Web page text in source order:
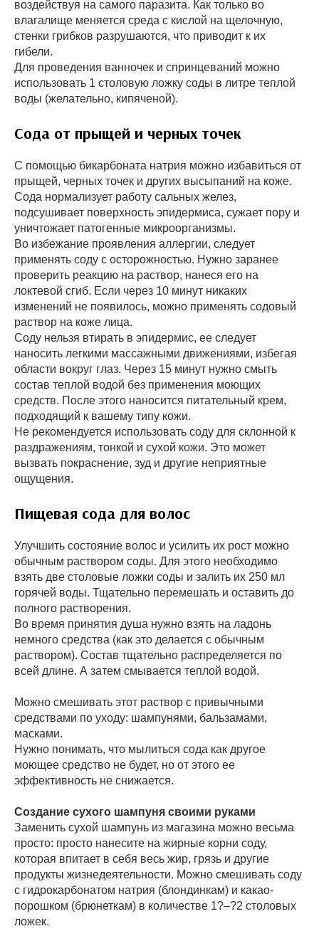
воздействуя на самого паразита. Как только во
влагалище меняется среда с кислой на щелочную,
стенки грибков разрушаются, что приводит к их
гибели.
Для проведения ванночек и спринцеваний можно
использовать 1 столовую ложку соды в литре теплой
воды (желательно, кипяченой).
Сода от прыщей и черных точек
С помощью бикарбоната натрия можно избавиться от
прыщей, черных точек и других высыпаний на коже.
Сода нормализует работу сальных желез,
подсушивает поверхность эпидермиса, сужает пору и
уничтожает патогенные микроорганизмы.
Во избежание проявления аллергии, следует
применять соду с осторожностью. Нужно заранее
проверить реакцию на раствор, нанеся его на
локтевой сгиб. Если через 10 минут никаких
изменений не появилось, можно применять содовый
раствор на коже лица.
Соду нельзя втирать в эпидермис, ее следует
наносить легкими массажными движениями, избегая
области вокруг глаз. Через 15 минут нужно смыть
состав теплой водой без применения моющих
средств. После этого наносится питательный крем,
подходящий к вашему типу кожи.
Не рекомендуется использовать соду для склонной к
раздражениям, тонкой и сухой кожи. Это может
вызвать покраснение, зуд и другие неприятные
ощущения.
Пищевая сода для волос
Улучшить состояние волос и усилить их рост можно
обычным раствором соды. Для этого необходимо
взять две столовые ложки соды и залить их 250 мл
горячей воды. Тщательно перемешать и оставить до
полного растворения.
Во время принятия душа нужно взять на ладонь
немного средства (как это делается с обычным
раствором). Состав тщательно распределяется по
всей длине. А затем смывается теплой водой.
Можно смешивать этот раствор с привычными
средствами по уходу: шампунями, бальзамами,
масками.
Нужно понимать, что мылиться сода как другое
моющее средство не будет, но от этого ее
эффективность не снижается.
Создание сухого шампуня своими руками
Заменить сухой шампунь из магазина можно весьма
просто: просто нанесите на жирные корни соду,
которая впитает в себя весь жир, грязь и другие
продукты жизнедеятельности. Можно смешивать соду
с гидрокарбонатом натрия (блондинкам) и какао-
порошком (брюнеткам) в количестве 1?–?2 столовых
ложек.